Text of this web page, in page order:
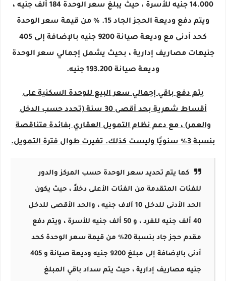
14.000 جنيه للأسرة ، حيث يبلغ سعر الوحدة 184 ألف جنيه ،
ويتم دفع وديعة الحجز الجاد 15. ٪ من قيمة سعر الوحدة
كحد أدنى مع وديعة صيانة 9200 جنيه بالإضافة إلى 405
جنيهات مصاريف إدارية ، بحيث يشمل إجمالي سعر الوحدة
وديعة صيانة 193.200 جنيه.
يتم دفع باقي إجمالي سعر البيع للوحدة السكنية على
أقساط شهرية بحد أقصى 30 سنة (تحدد حسب الدخل
والعمر) ، مع دعم نظام التمويل العقاري بفائدة متناقصة
بنسبة 3٪ سنويًا وليست كذلك. تغيرت طوال فترة التمويل.
كما يتم تحديد سعر الوحدة حسب المركز والدور
للفئات المتقدمة من الفئات الأعلى دخلاً ، حيث يكون
الحد الأدنى للدخل 10 آلاف جنيه ، والحد الأقصى للدخل
40 ألف جنيه للفرد ، و 50 ألف جنيه للأسرة ، ويتم دفع
مقدم حجز جاد بنسبة 20٪ من قيمة سعر الوحدة كحد
أدنى بالإضافة إلى مبلغ 9200 جنيه وديعة صيانة و 405
جنيه مصاريف إدارية ، حيث يتم سداد باقي المبلغ